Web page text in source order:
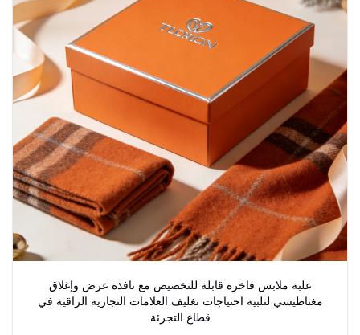
علبة ملابس فاخرة قابلة للتخصيص مع نافذة عرض وإغلاق
مغناطيسي لتلبية احتياجات تغليف العلامات التجارية الراقية في
قطاع التجزئة